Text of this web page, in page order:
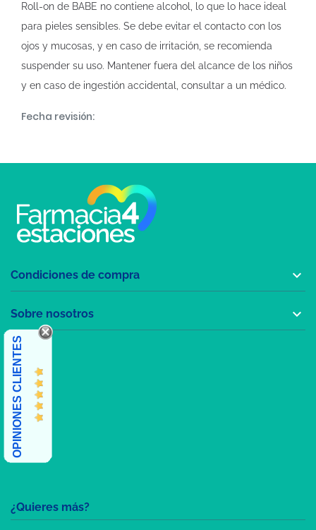
Roll-on de BABE no contiene alcohol, lo que lo hace ideal
para pieles sensibles. Se debe evitar el contacto con los
ojos y mucosas, y en caso de irritación, se recomienda
suspender su uso. Mantener fuera del alcance de los niños
y en caso de ingestión accidental, consultar a un médico.
Fecha revisión:
¿Quieres más?
Condiciones de compra 
Sobre nosotros 
OPINIONES CLIENTES